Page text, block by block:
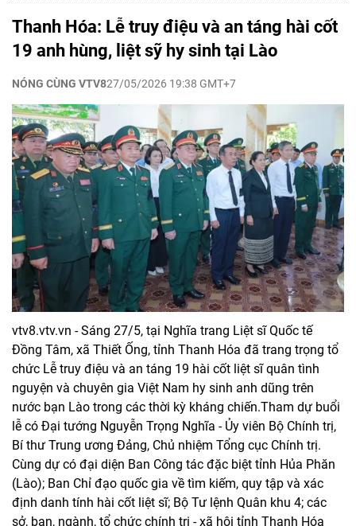
Thanh Hóa: Lễ truy điệu và an táng hài cốt
19 anh hùng, liệt sỹ hy sinh tại Lào
NÓNG CÙNG VTV827/05/2026 19:38 GMT+7
vtv8.vtv.vn - Sáng 27/5, tại Nghĩa trang Liệt sĩ Quốc tế
Đồng Tâm, xã Thiết Ống, tỉnh Thanh Hóa đã trang trọng tổ
chức Lễ truy điệu và an táng 19 hài cốt liệt sĩ quân tình
nguyện và chuyên gia Việt Nam hy sinh anh dũng trên
nước bạn Lào trong các thời kỳ kháng chiến.Tham dự buổi
lễ có Đại tướng Nguyễn Trọng Nghĩa - Ủy viên Bộ Chính trị,
Bí thư Trung ương Đảng, Chủ nhiệm Tổng cục Chính trị.
Cùng dự có đại diện Ban Công tác đặc biệt tỉnh Hủa Phăn
(Lào); Ban Chỉ đạo quốc gia về tìm kiếm, quy tập và xác
định danh tính hài cốt liệt sĩ; Bộ Tư lệnh Quân khu 4; các
sở, ban, ngành, tổ chức chính trị - xã hội tỉnh Thanh Hóa